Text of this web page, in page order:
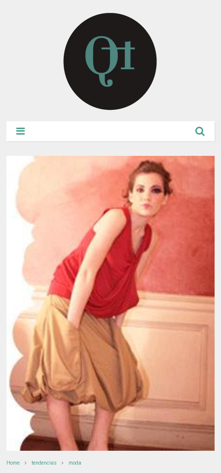
Home tendencias moda